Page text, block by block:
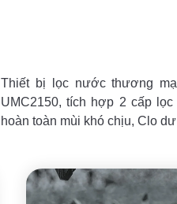
Thiết bị lọc nước thương
UMC2150, tích hợp 2 cấp
hoàn toàn mùi khó chịu, Clo